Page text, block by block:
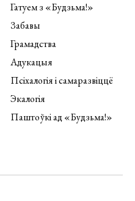
Гатуем з «Будзьма!»
Забавы
Грамадства
Адукацыя
Псіхалогія і самаразвіццё
Экалогія
Паштоўкі ад «Будзьма!»